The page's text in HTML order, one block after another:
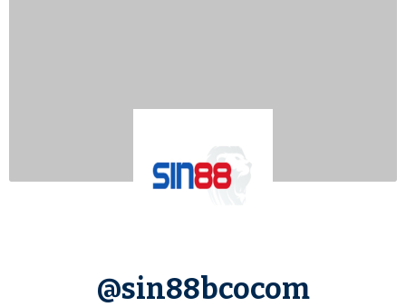
@sin88bcocom